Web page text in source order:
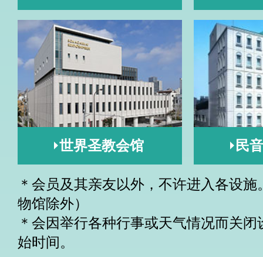
世界圣教会馆 民
＊会员及其亲友以外，不许进入各设
物馆除外）
＊会因举行各种行事或天气情况而关
始时间。